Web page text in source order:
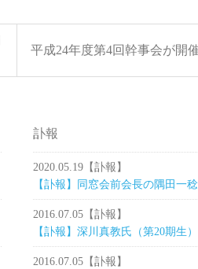
平成24年度第4回幹事会が開
訃報
2020.05.19 【訃報】
2016.07.05 【訃報】
2016.07.05 【訃報】